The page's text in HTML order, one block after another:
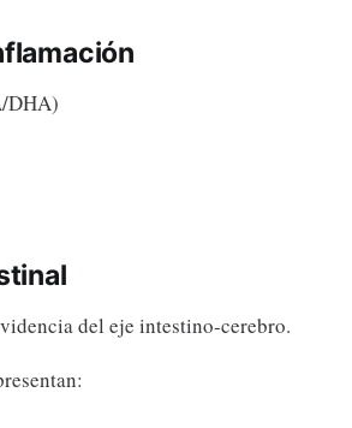
DHA)
del eje intestino-cerebro.